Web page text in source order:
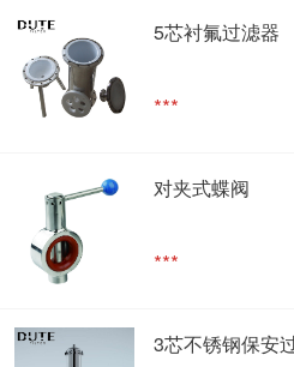
5芯衬氟过滤器
***
对夹式蝶阀
***
3芯不锈钢保安